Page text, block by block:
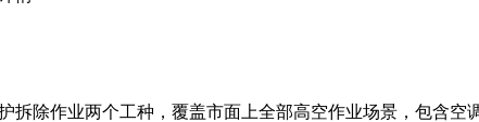
拆除作业两个工种，覆盖市面上全部高空作业场景，包含